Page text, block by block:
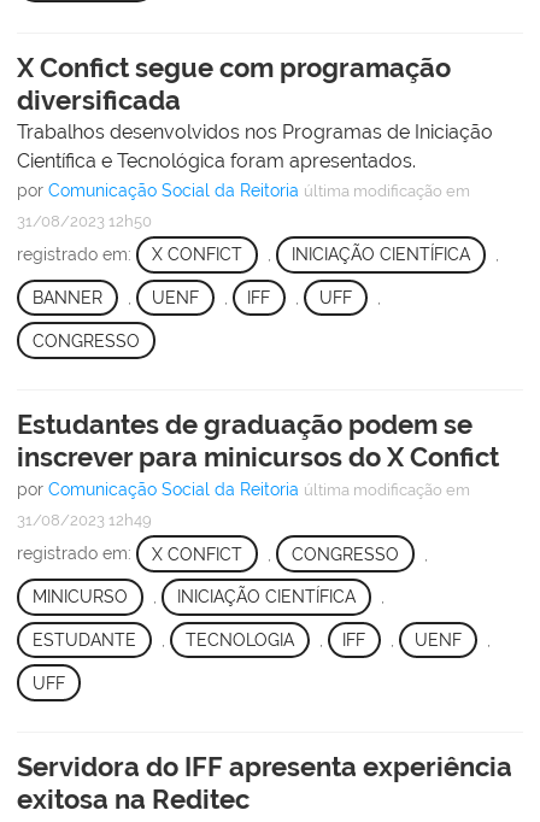
X Confict segue com programação
diversificada
Trabalhos desenvolvidos nos Programas de Iniciação
Científica e Tecnológica foram apresentados.
por Comunicação Social da Reitoria última modificação em
31/08/2023 12h50
registrado em: X CONFICT , INICIAÇÃO CIENTÍFICA ,
BANNER UENF IFF , UFF
CONGRESSO
Estudantes de graduação podem se
inscrever para minicursos do X Confict
por Comunicação Social da Reitoria última modificação em
31/08/2023 12h49
registrado em: X CONFICT CONGRESSO
MINICURSO , INICIAÇÃO CIENTÍFICA ,
ESTUDANTE TECNOLOGIA IFF , UENF
UFF
Servidora do IFF apresenta experiência
exitosa na Reditec